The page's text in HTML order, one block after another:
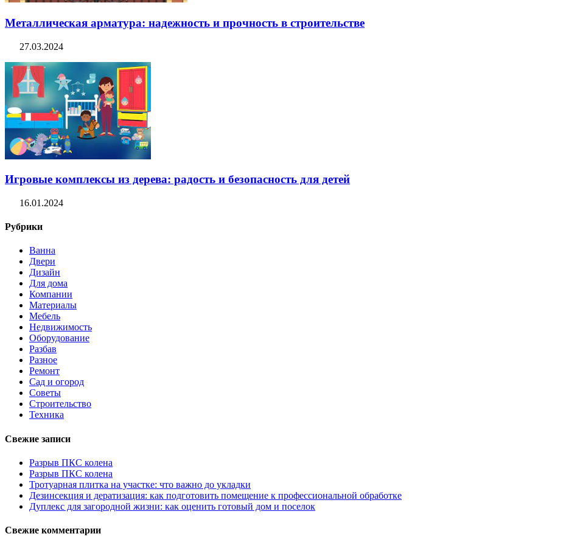
Металлическая арматура: надежность и прочность в строительстве
27.03.2024
Игровые комплексы из дерева: радость и безопасность для детей
16.01.2024
Рубрики
Ванна
Двери
Дизайн
Для дома
Компании
Материалы
Мебель
Недвижимость
Оборудование
Разбав
Разное
Ремонт
Сад и огород
Советы
Строительство
Техника
Свежие записи
Разрыв ПКС колена
Разрыв ПКС колена
Тротуарная плитка на участке: что важно до укладки
Дезинсекция и дератизация: как подготовить помещение к профессиональной обработке
Дуплекс для загородной жизни: как оценить готовый дом и поселок
Свежие комментарии